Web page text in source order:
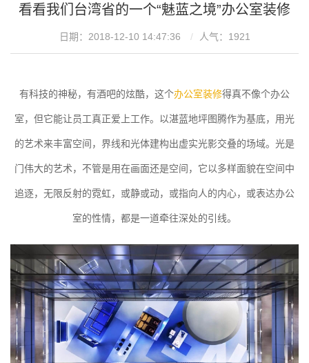
看看我们台湾省的一个“魅蓝之境”办公室装修
日期：2018-12-10 14:47:36 人气： 1921
有科技的神秘，有酒吧的炫酷，这个办公室装修得真不像个办公
室，但它能让员工真正爱上工作。以湛蓝地坪图腾作为基底，用光
的艺术来丰富空间，界线和光体建构出虚实光影交叠的场域。光是
门伟大的艺术，不管是用在画面还是空间，它以多样面貌在空间中
追逐，无限反射的霓虹，或静或动，或指向人的内心，或表达办公
室的性情，都是一道牵往深处的引线。